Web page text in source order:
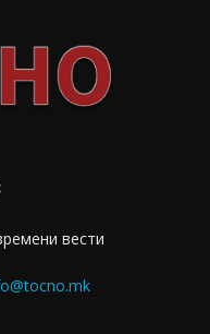
вести